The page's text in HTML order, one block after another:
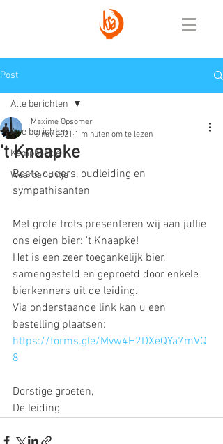
Post
Alle berichten
Kampboekje
Weerberichtje
Alle berichten
't Knaapke
Maxime Opsomer
15 nov 2021 1 minuten om te lezen
Beste ouders, oudleiding en
sympathisanten
Met grote trots presenteren wij aan jullie
ons eigen bier: 't Knaapke!
Het is een zeer toegankelijk bier,
samengesteld en geproefd door enkele
bierkenners uit de leiding.
Via onderstaande link kan u een
bestelling plaatsen:
https://forms.gle/Mvw4H2DXeQYa7mVQ
8
Dorstige groeten,
De leiding